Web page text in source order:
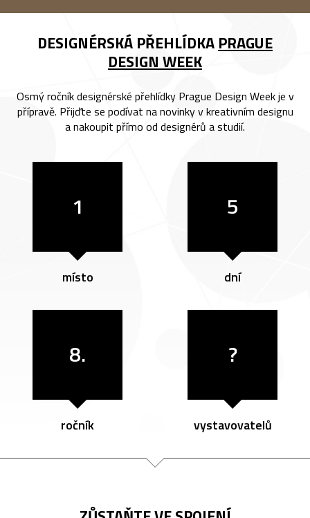
DESIGNÉRSKÁ PŘEHLÍDKA PRAGUE
DESIGN WEEK
Osmý ročník designérské přehlídky Prague Design Week je v
přípravě. Přijďte se podívat na novinky v kreativním designu
a nakoupit přímo od designérů a studií.
1
místo
5
dní
8.
ročník
?
vystavovatelů